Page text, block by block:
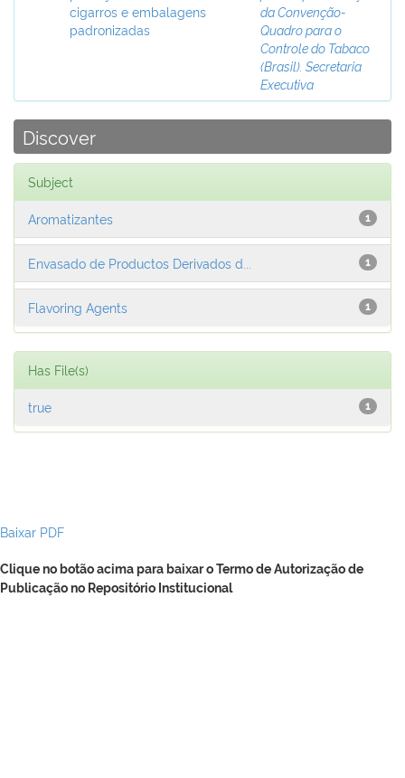
cigarros e embalagens
padronizadas
da Convenção-
Quadro para o
Controle do Tabaco
(Brasil). Secretaria
Executiva
Discover
Subject
1
Aromatizantes
1
Envasado de Productos Derivados d...
1
Flavoring Agents
Has File(s)
1
true
Baixar PDF
Clique no botão acima para baixar o Termo de Autorização de
Publicação no Repositório Institucional